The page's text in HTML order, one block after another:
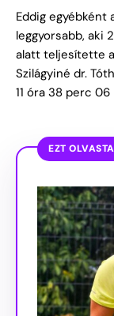
Eddig egyébként
leggyorsabb, aki
alatt teljesítette
Szilágyiné dr.
11 óra 38 perc
EZT